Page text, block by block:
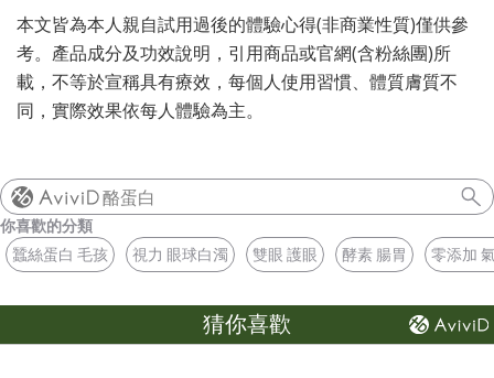
本文皆為本人親自試用過後的體驗心得(非商業性質)僅供參
考。產品成分及功效說明，引用商品或官網(含粉絲團)所
載，不等於宣稱具有療效，每個人使用習慣、體質膚質不
同，實際效果依每人體驗為主。
酪蛋白
你喜歡的分類
蠶絲蛋白 毛孩
視力 眼球白濁 雙眼 護眼 酵素 腸胃 零添加
猜你喜歡